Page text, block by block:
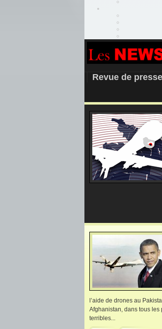
Revue de
l’aide de drones au
Afghanistan, dans tous les
terribles...